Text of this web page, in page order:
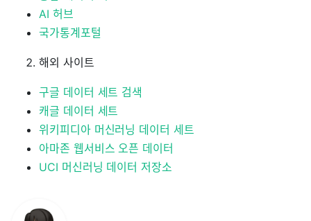
AI 허브
국가통계포털
해외 사이트
구글 데이터 세트 검색
캐글 데이터 세트
위키피디아 머신러닝 데이터 세트
아마존 웹서비스 오픈 데이터
UCI 머신러닝 데이터 저장소